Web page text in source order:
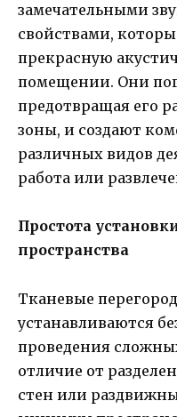
замечательными
свойствами,
прекрасную
помещении. Они
предотвращая его
зоны, и создают
различных видов
работа или
Простота
пространства
Тканевые
устанавливаются
проведения
отличие от
стен или